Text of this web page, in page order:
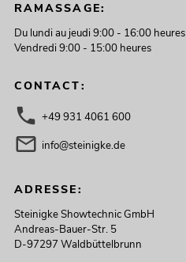
RAMASSAGE:
Du lundi au jeudi 9:00 - 16:00 heures
Vendredi 9:00 - 15:00 heures
CONTACT:
+49 931 4061 600
info@steinigke.de
ADRESSE:
Steinigke Showtechnic GmbH
Andreas-Bauer-Str. 5
D-97297 Waldbüttelbrunn